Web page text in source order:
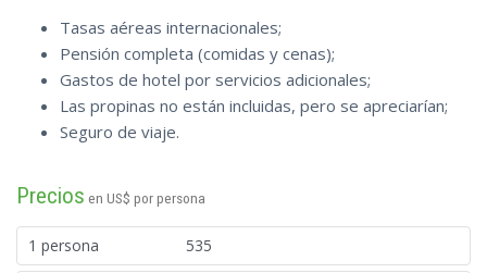
Tasas aéreas internacionales;
Pensión completa (comidas y cenas);
Gastos de hotel por servicios adicionales;
Las propinas no están incluidas, pero se apreciarían;
Seguro de viaje.
Precios en US$ por persona
1 persona 535